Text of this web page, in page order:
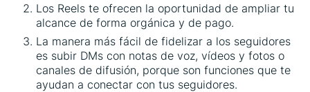
Los Reels te ofrecen la oportunidad de ampliar tu
alcance de forma orgánica y de pago.
La manera más fácil de fidelizar a los seguidores
es subir DMs con notas de voz, vídeos y fotos o
canales de difusión, porque son funciones que te
ayudan a conectar con tus seguidores.